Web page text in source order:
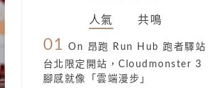
人氣 共鳴
01 On 昂跑 Run Hub 跑者驛站
台北限定開站，Cloudmonster 3
腳感就像「雲端漫步」